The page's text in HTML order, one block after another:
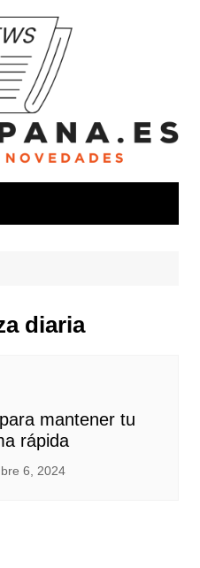
diaria
mantener tu
rápida
6, 2024